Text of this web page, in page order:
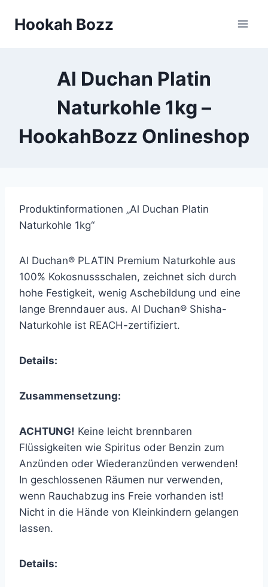
InhaltHookah Bozz
Al Duchan Platin
Naturkohle 1kg –
HookahBozz Onlineshop
Produktinformationen „Al Duchan Platin
Naturkohle 1kg“
Al Duchan® PLATIN Premium Naturkohle aus
100% Kokosnussschalen, zeichnet sich durch
hohe Festigkeit, wenig Aschebildung und eine
lange Brenndauer aus. Al Duchan® Shisha-
Naturkohle ist REACH-zertifiziert.
Details:
Zusammensetzung:
ACHTUNG! Keine leicht brennbaren
Flüssigkeiten wie Spiritus oder Benzin zum
Anzünden oder Wiederanzünden verwenden!
In geschlossenen Räumen nur verwenden,
wenn Rauchabzug ins Freie vorhanden ist!
Nicht in die Hände von Kleinkindern gelangen
lassen.
Details: